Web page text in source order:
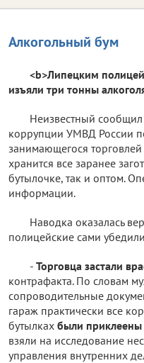
Алкогольный бум
<b>Липецким
изъяли три тонны
Неизвестный
коррупции УМВД России
занимающегося
хранится все заранее
бутылочке, так и оптом.
информации.
Наводка оказалась
полицейские сами
- Торговца застали
контрафакта. По словам
сопроводительные
гараж практически все
бутылках были
взяли на исследование
управления внутренних